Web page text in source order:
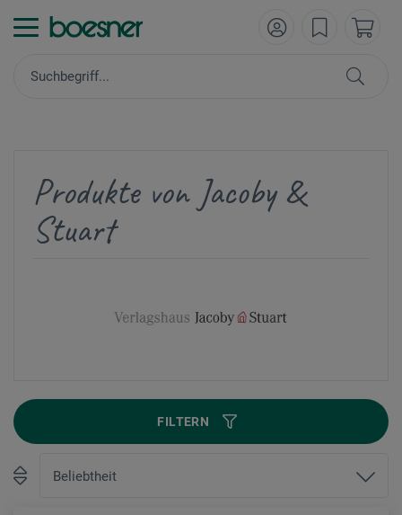
Produkte von Jacoby &
Stuart
FILTERN